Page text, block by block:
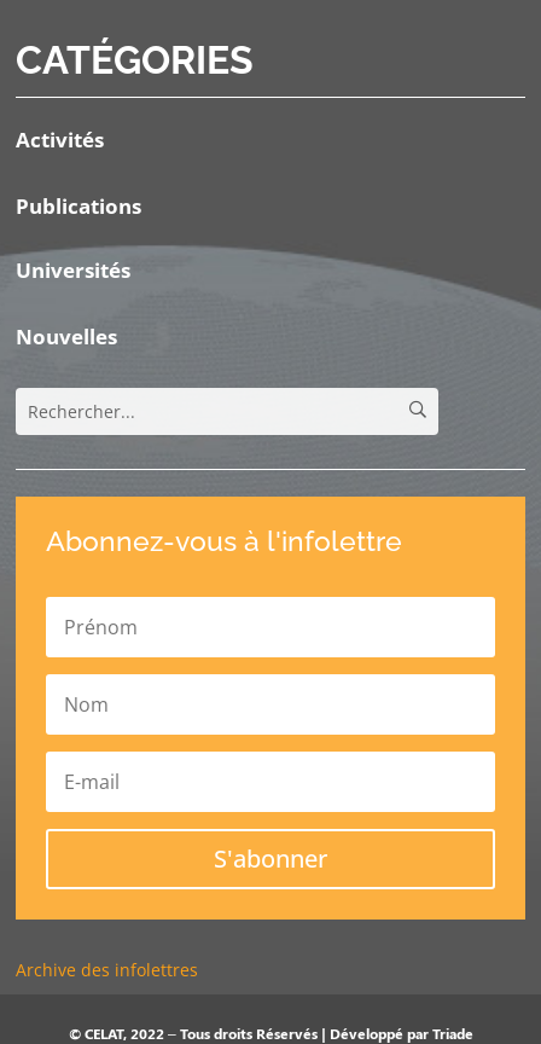
CATÉGORIES
Activités
Publications
Universités
Nouvelles
Abonnez-vous à l'infolettre
S'abonner
Archive des infolettres
© CELAT, 2022 – Tous droits Réservés | Développé parTriade